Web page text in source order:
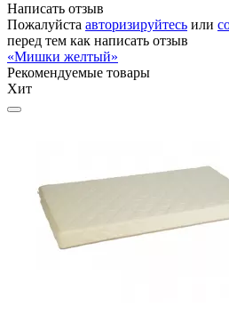
Написать отзыв
Пожалуйста авторизируйтесь или
перед тем как написать отзыв
«Мишки желтый»
Рекомендуемые товары
Хит